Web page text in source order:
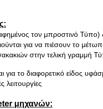
τον μπροστινό Τύπο)
για να πιέσουν το
στην τελική γραμμή
για το διαφορετικό είδος
λειτουργίες
μηχανών: